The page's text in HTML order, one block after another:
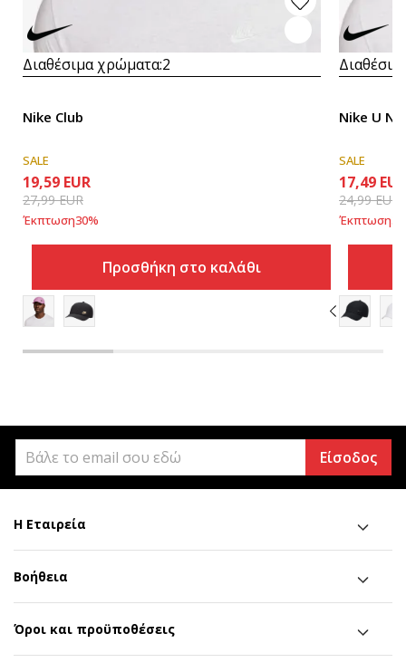
Διαθέσιμα χρώματα:2
Nike Club
SALE
19,59 EUR
27,99EUR
Έκπτωση30%
Προσθήκη στο καλάθι
Nike U NK
SALE
17,49 EUR
24,99EUR
Έκπτωση30
Είσοδος
Η Εταιρεία
Βοήθεια
Όροι και προϋποθέσεις